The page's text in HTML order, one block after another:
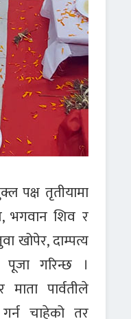
पक्ष तृतीयामा
भगवान शिव र
खोपेर, दाम्पत्य
गरिन्छ ।
पार्वतीले
चाहेको तर